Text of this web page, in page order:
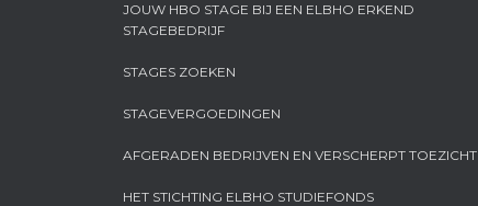
JOUW HBO STAGE BIJ EEN ELBHO ERKEND
STAGEBEDRIJF
STAGES ZOEKEN
STAGEVERGOEDINGEN
AFGERADEN BEDRIJVEN EN VERSCHERPT TOEZICHT
HET STICHTING ELBHO STUDIEFONDS